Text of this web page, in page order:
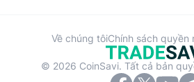
© 2026 CoinSavi. Tất cả bản
Về chúng tôiChính sách quyền